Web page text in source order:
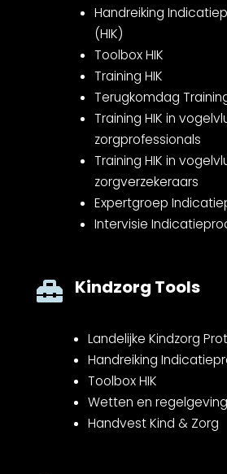
Handreiking
(HIK)
Toolbox HIK
Training HIK
Terugkomdag
Training HIK in
zorgprofessionals
Training HIK in
zorgverzekeraars
Expertgroep
Intervisie
 Kindzorg Tools
Landelijke Kindzorg
Handreiking
Toolbox HIK
Wetten en
Handvest Kind & Zorg